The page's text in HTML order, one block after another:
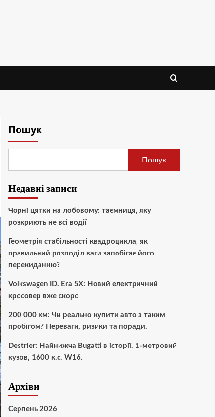
Пошук
Пошук
Недавні записи
Чорні цятки на лобовому: таємниця, яку
розкриють не всі водії
Геометрія стабільності квадроцикла, як
правильний розподіл ваги запобігає його
перекиданню?
Volkswagen ID. Era 5X: Новий електричний
кросовер вже скоро
200 000 км: Чи реально купити авто з таким
пробігом? Переваги, ризики та поради.
Destrier: Найнижча Bugatti в історії. 1-метровий
кузов, 1600 к.с. W16.
Архіви
Серпень 2026